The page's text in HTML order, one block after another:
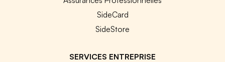
SideCard
SideStore
SERVICES ENTREPRISE